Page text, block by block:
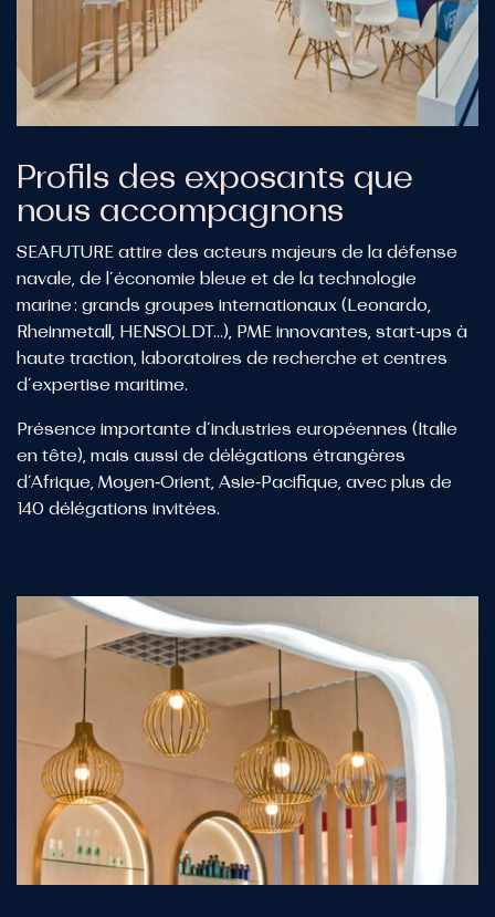
Profils des exposants que
nous accompagnons
SEAFUTURE attire des acteurs majeurs de la défense
navale, de l’économie bleue et de la technologie
marine : grands groupes internationaux (Leonardo,
Rheinmetall, HENSOLDT…), PME innovantes, start‑ups à
haute traction, laboratoires de recherche et centres
d’expertise maritime.
Présence importante d’industries européennes (Italie
en tête), mais aussi de délégations étrangères
d’Afrique, Moyen‑Orient, Asie‑Pacifique, avec plus de
140 délégations invitées.